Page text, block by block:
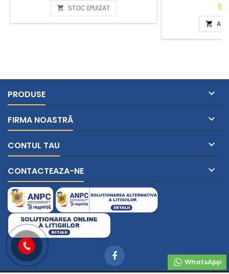
 STOC EPUIZAT

PRODUSE 
FIRMA NOASTRĂ 
CONTUL TAU 
CONTACTEAZA-NE 
WhatsApp